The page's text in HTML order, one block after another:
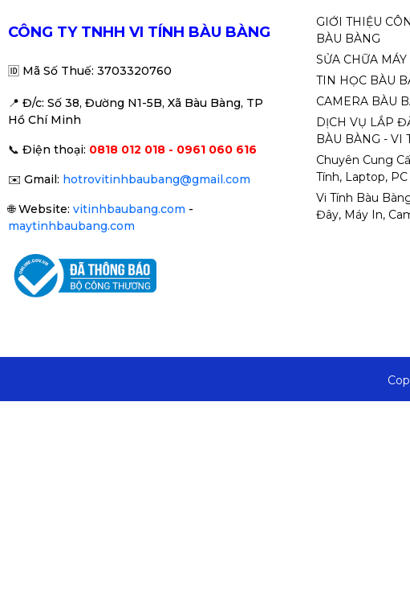
CÔNG TY TNHH VI TÍNH BÀU BÀNG
🆔 Mã Số Thuế: 3703320760
📍 Đ/c: Số 38, Đường N1-5B, Xã Bàu Bàng, TP
Hồ Chí Minh
📞 Điện thoại: 0818 012 018 - 0961 060 616
✉️ Gmail: hotrovitinhbaubang@gmail.com
🌐Website: vitinhbaubang.com -
maytinhbaubang.com
GIỚI THIỆU
BÀU BÀNG
SỬA CHỮA
TIN HỌC BÀU
CAMERA BÀU
DỊCH VỤ LẮP
BÀU BÀNG - VI
Chuyên Cung
Tính, Laptop,
Vi Tính Bàu
Đây, Máy In,